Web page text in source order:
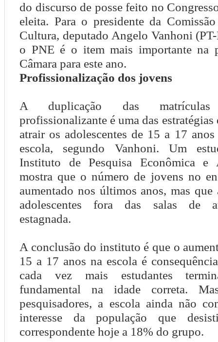
do discurso de posse feito no
eleita. Para o presidente da
Cultura, deputado Angelo Vanhoni
o PNE é o item mais importante na
Câmara para este ano.
Profissionalização dos jovens
A duplicação das
profissionalizante é uma das
atrair os adolescentes de 15 a 17
escola, segundo Vanhoni. Um
Instituto de Pesquisa Econômica e
mostra que o número de jovens no
aumentado nos últimos anos, mas que
adolescentes fora das salas de
estagnada.
A conclusão do instituto é que o
15 a 17 anos na escola é
cada vez mais estudantes
fundamental na idade correta.
pesquisadores, a escola ainda não
interesse da população que
correspondente hoje a 18% do grupo.